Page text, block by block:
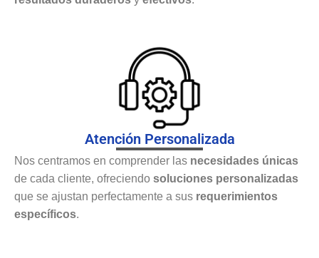
Atención Personalizada
Nos centramos en comprender las necesidades únicas
de cada cliente, ofreciendo soluciones personalizadas
que se ajustan perfectamente a sus requerimientos
específicos.